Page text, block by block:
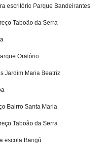
escritório Parque Bandeirantes
Taboão da Serra
Oratório
Jardim Maria Beatriz
Bairro Santa Maria
Taboão da Serra
escola Bangú